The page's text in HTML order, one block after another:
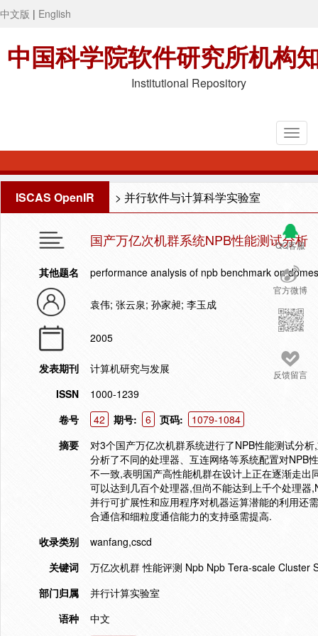
中文版 | English
中国科学院软件研究所机构
Institutional Repository
ISCAS OpenIR > 并行软件与计算科学实验室
QQ客服
官方微博
反馈留言
国产万亿次机群系统NPB性能测试分析
其他题名 performance analysis of npb benchmark on
袁伟; 张云泉; 孙家昶; 李玉成
2005
发表期刊
计算机研究与发展
ISSN
1000-1239
卷号
42 期号: 6 页码:
1079-1084
摘要
对3个国产万亿次机群系统进行了NPB性能测试分
分析了不同的处理器、互连网络等系统配置对NPB
不一致,表明国产高性能机群在设计上正在逐渐走
可以达到几百个处理器,但尚不能达到上千个处理
并行可扩展性和应用程序对机器运算潜能的利用还
合通信和细粒度通信能力的支持亟需提高.
收录类别
wanfang,cscd
关键词
万亿次机群 性能评测 Npb Npb Tera-scale
部门归属
并行计算实验室
语种
中文